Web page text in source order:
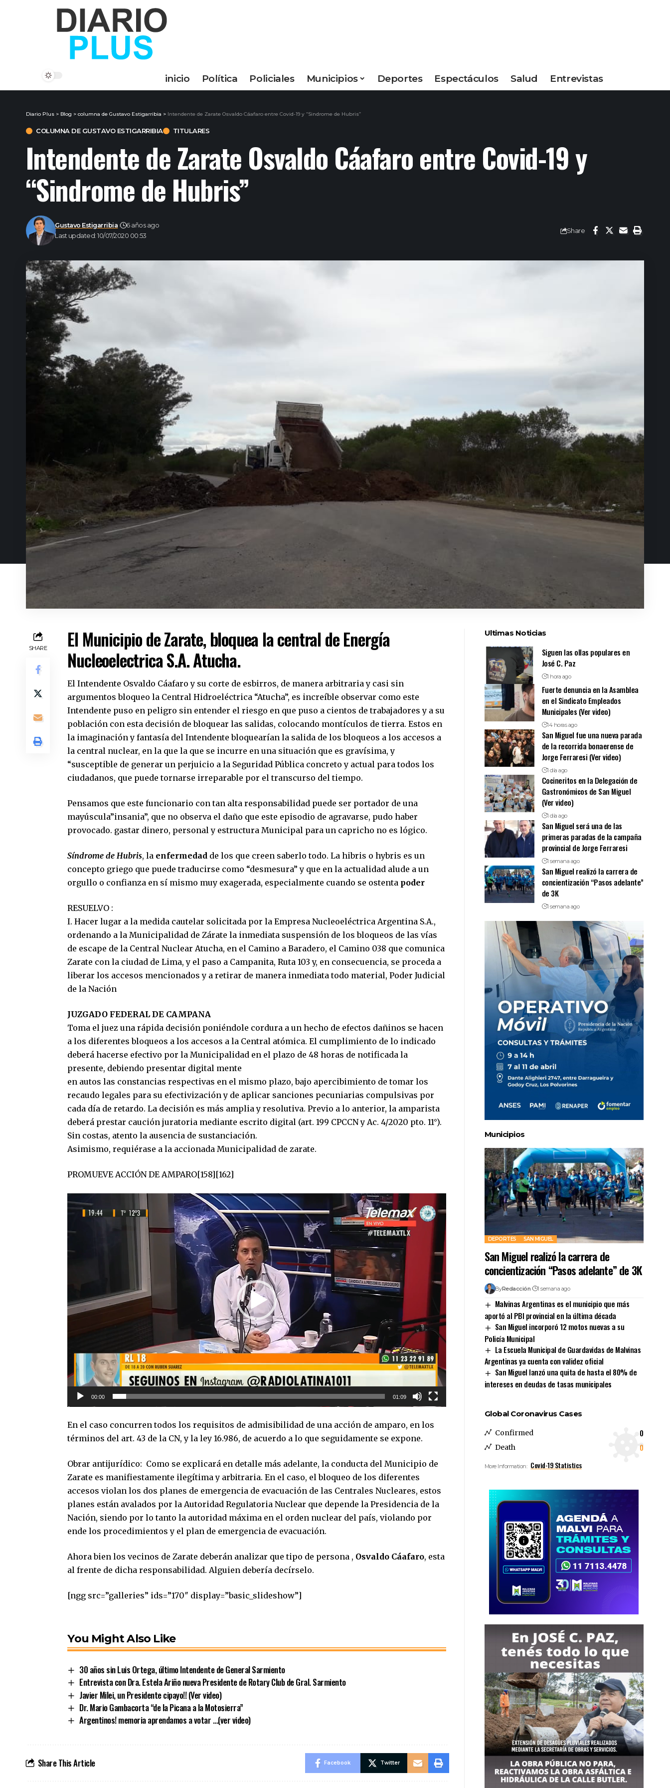
inicio Política Policiales Municipios Deportes Espectáculos Salud Entrevistas
Diario Plus > Blog > columna de Gustavo Estigarribia > Intendente de Zarate Osvaldo Cáafaro entre Covid-19 y “Sindrome de Hubris”
COLUMNA DE GUSTAVO ESTIGARRIBIA TITULARES
Intendente de Zarate Osvaldo Cáafaro entre Covid-19 y
“Sindrome de Hubris”
Last updated: 10/07/2020 00:53
Gustavo Estigarribia 6 años ago
Share
SHARE
El Municipio de Zarate, bloquea la central de Energía
Nucleoelectrica S.A. Atucha.
El Intendente Osvaldo Cáafaro y su corte de esbirros, de manera arbitraria y casi sin
argumentos bloqueo la Central Hidroeléctrica “Atucha”, es increíble observar como este
Intendente puso en peligro sin entender el riesgo en que puso a cientos de trabajadores y a su
población con esta decisión de bloquear las salidas, colocando montículos de tierra. Estos en
la imaginación y fantasía del Intendente bloquearían la salida de los bloqueos a los accesos a
la central nuclear, en la que la que se incurre en una situación que es gravísima, y
“susceptible de generar un perjuicio a la Seguridad Pública concreto y actual para todos los
ciudadanos, que puede tornarse irreparable por el transcurso del tiempo.
Pensamos que este funcionario con tan alta responsabilidad puede ser portador de una
mayúscula”insania”, que no observa el daño que este episodio de agravarse, pudo haber
provocado. gastar dinero, personal y estructura Municipal para un capricho no es lógico.
Síndrome de Hubris, la enfermedad de los que creen saberlo todo. La hibris o hybris es un
concepto griego que puede traducirse como “desmesura” y que en la actualidad alude a un
orgullo o confianza en sí mismo muy exagerada, especialmente cuando se ostenta poder
RESUELVO :
I. Hacer lugar a la medida cautelar solicitada por la Empresa Nucleoeléctrica Argentina S.A.,
ordenando a la Municipalidad de Zárate la inmediata suspensión de los bloqueos de las vías
de escape de la Central Nuclear Atucha, en el Camino a Baradero, el Camino 038 que comunica
Zarate con la ciudad de Lima, y el paso a Campanita, Ruta 103 y, en consecuencia, se proceda a
liberar los accesos mencionados y a retirar de manera inmediata todo material, Poder Judicial
de la Nación
JUZGADO FEDERAL DE CAMPANA
Toma el juez una rápida decisión poniéndole cordura a un hecho de efectos dañinos se hacen
a los diferentes bloqueos a los accesos a la Central atómica. El cumplimiento de lo indicado
deberá hacerse efectivo por la Municipalidad en el plazo de 48 horas de notificada la
presente, debiendo presentar digital mente
en autos las constancias respectivas en el mismo plazo, bajo apercibimiento de tomar los
recaudo legales para su efectivización y de aplicar sanciones pecuniarias compulsivas por
cada día de retardo. La decisión es más amplia y resolutiva.­ Previo a lo anterior, la amparista
deberá prestar caución juratoria mediante escrito digital (art. 199 CPCCN y Ac. 4/2020 pto. 11°).
Sin costas, atento la ausencia de sustanciación.
Asimismo, requiérase a la accionada Municipalidad de zarate.
PROMUEVE ACCIÓN DE AMPARO[158][162]
Reproductor
00:00 01:09
En el caso concurren todos los requisitos de admisibilidad de una acción de amparo, en los
términos del art. 43 de la CN, y la ley 16.986, de acuerdo a lo que seguidamente se expone.
Obrar antijurídico: Como se explicará en detalle más adelante, la conducta del Municipio de
Zarate es manifiestamente ilegítima y arbitraria. En el caso, el bloqueo de los diferentes
accesos violan los dos planes de emergencia de evacuación de las Centrales Nucleares, estos
planes están avalados por la Autoridad Regulatoria Nuclear que depende la Presidencia de la
Nación, siendo por lo tanto la autoridad máxima en el orden nuclear del país, violando por
ende los procedimientos y el plan de emergencia de evacuación.
Ahora bien los vecinos de Zarate deberán analizar que tipo de persona , Osvaldo Cáafaro, esta
al frente de dicha responsabilidad. Alguien debería decírselo.
[ngg src=”galleries” ids=”170″ display=”basic_slideshow”]
You Might Also Like
30 años sin Luis Ortega, último Intendente de General Sarmiento
Entrevista con Dra. Estela Ariño nueva Presidente de Rotary Club de Gral. Sarmiento
Javier Milei, un Presidente cipayo!! (Ver video)
Dr. Mario Gambacorta “de la Picana a la Motosierra”
Argentinos! memoria aprendamos a votar …(ver video)
Share This Article Facebook Twitter
Ultimas Noticias
Siguen las ollas populares en
José C. Paz
1 hora ago
Fuerte denuncia en la Asamblea
en el Sindicato Empleados
Municipales (Ver video)
14 horas ago
San Miguel fue una nueva parada
de la recorrida bonaerense de
Jorge Ferraresi (Ver video)
1 día ago
Cocineritos en la Delegación de
Gastronómicos de San Miguel
(Ver video)
1 día ago
San Miguel será una de las
primeras paradas de la campaña
provincial de Jorge Ferraresi
1 semana ago
San Miguel realizó la carrera de
concientización “Pasos adelante”
de 3K
1 semana ago
Municipios
DEPORTES SAN MIGUEL
San Miguel realizó la carrera de
concientización “Pasos adelante” de 3K
ByRedacción 1 semana ago
Malvinas Argentinas es el municipio que más
aportó al PBI provincial en la última década
San Miguel incorporó 12 motos nuevas a su
Policía Municipal
La Escuela Municipal de Guardavidas de Malvinas
Argentinas ya cuenta con validez oficial
San Miguel lanzó una quita de hasta el 80% de
intereses en deudas de tasas municipales
Global Coronavirus Cases
Confirmed 0
Death 0
More Information: Covid-19 Statistics